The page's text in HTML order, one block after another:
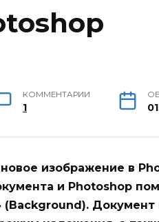
КОММЕНТАРИИ
1
изображение в
и Photoshop
(Background).